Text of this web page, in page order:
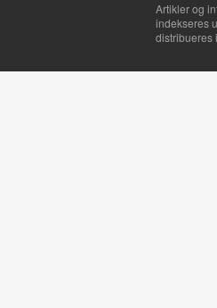
Artikler og
indekseres
distribueres